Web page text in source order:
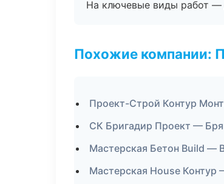
На ключевые виды работ —
Похожие компании:
Проект-Строй Контур
СК Бригадир Проект —
Мастерская Бетон Build —
Мастерская House Контур